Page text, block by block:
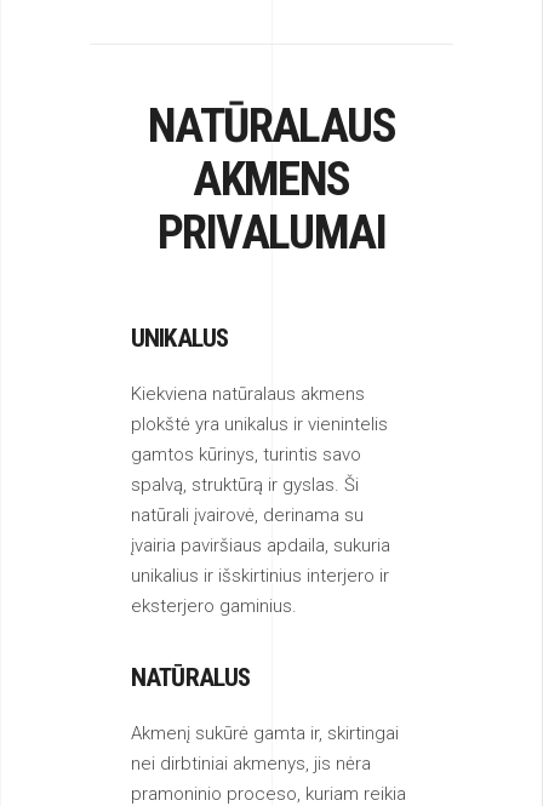
NATŪRALAUS
AKMENS
PRIVALUMAI
UNIKALUS
Kiekviena natūralaus akmens
plokštė yra unikalus ir vienintelis
gamtos kūrinys, turintis savo
spalvą, struktūrą ir gyslas. Ši
natūrali įvairovė, derinama su
įvairia paviršiaus apdaila, sukuria
unikalius ir išskirtinius interjero ir
eksterjero gaminius.
NATŪRALUS
Akmenį sukūrė gamta ir, skirtingai
nei dirbtiniai akmenys, jis nėra
pramoninio proceso, kuriam reikia